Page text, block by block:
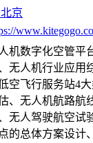
北京
机数字化空管平
无人机行业应用
空飞行服务站4
、无人机航路航
无人驾驶航空试
的总体方案设计